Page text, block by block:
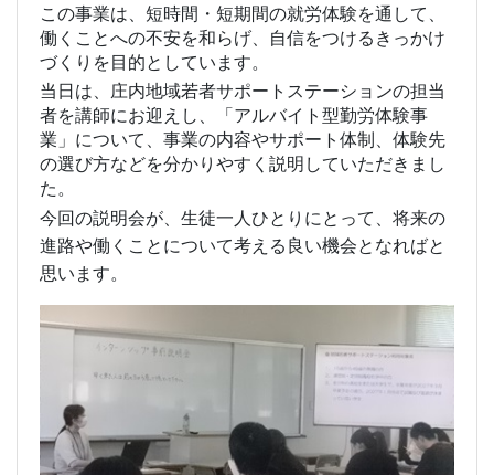
この事業は、短時間・短期間の就労体験を通して、
働くことへの不安を和らげ、自信をつけるきっかけ
づくりを目的としています。
当日は、庄内地域若者サポートステーションの担当
者を講師にお迎えし、「アルバイト型勤労体験事
業」について、事業の内容やサポート体制、体験先
の選び方などを分かりやすく説明していただきまし
た。
今回の説明会が、生徒一人ひとりにとって、将来の
進路や働くことについて考える良い機会となればと
思います。